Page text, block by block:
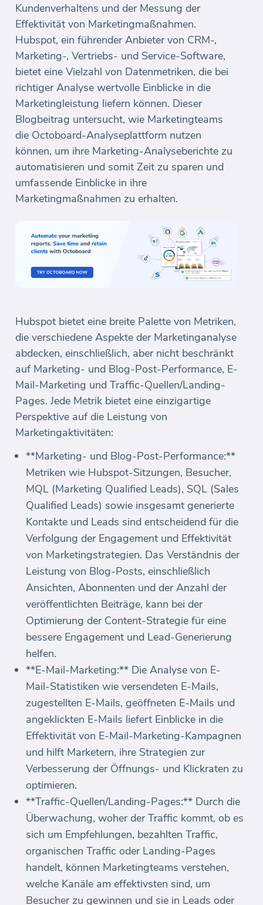
Kundenverhaltens und der Messung der
Effektivität von Marketingmaßnahmen.
Hubspot, ein führender Anbieter von CRM-,
Marketing-, Vertriebs- und Service-Software,
bietet eine Vielzahl von Datenmetriken, die bei
richtiger Analyse wertvolle Einblicke in die
Marketingleistung liefern können. Dieser
Blogbeitrag untersucht, wie Marketingteams
die Octoboard-Analyseplattform nutzen
können, um ihre Marketing-Analyseberichte zu
automatisieren und somit Zeit zu sparen und
umfassende Einblicke in ihre
Marketingmaßnahmen zu erhalten.
Hubspot bietet eine breite Palette von Metriken,
die verschiedene Aspekte der Marketinganalyse
abdecken, einschließlich, aber nicht beschränkt
auf Marketing- und Blog-Post-Performance, E-
Mail-Marketing und Traffic-Quellen/Landing-
Pages. Jede Metrik bietet eine einzigartige
Perspektive auf die Leistung von
Marketingaktivitäten:
**Marketing- und Blog-Post-Performance:**
Metriken wie Hubspot-Sitzungen, Besucher,
MQL (Marketing Qualified Leads), SQL (Sales
Qualified Leads) sowie insgesamt generierte
Kontakte und Leads sind entscheidend für die
Verfolgung der Engagement und Effektivität
von Marketingstrategien. Das Verständnis der
Leistung von Blog-Posts, einschließlich
Ansichten, Abonnenten und der Anzahl der
veröffentlichten Beiträge, kann bei der
Optimierung der Content-Strategie für eine
bessere Engagement und Lead-Generierung
helfen.
**E-Mail-Marketing:** Die Analyse von E-
Mail-Statistiken wie versendeten E-Mails,
zugestellten E-Mails, geöffneten E-Mails und
angeklickten E-Mails liefert Einblicke in die
Effektivität von E-Mail-Marketing-Kampagnen
und hilft Marketern, ihre Strategien zur
Verbesserung der Öffnungs- und Klickraten zu
optimieren.
**Traffic-Quellen/Landing-Pages:** Durch die
Überwachung, woher der Traffic kommt, ob es
sich um Empfehlungen, bezahlten Traffic,
organischen Traffic oder Landing-Pages
handelt, können Marketingteams verstehen,
welche Kanäle am effektivsten sind, um
Besucher zu gewinnen und sie in Leads oder